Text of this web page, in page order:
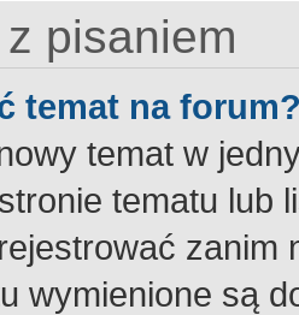
pisaniem
temat na
temat w
tematu lub
wymienione są